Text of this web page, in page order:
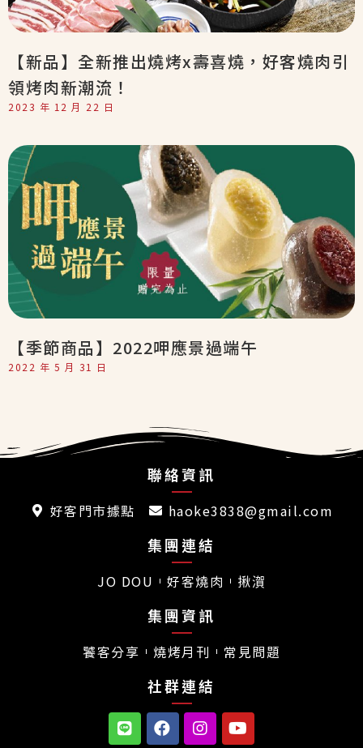
【新品】全新推出燒烤x壽喜燒，好客燒肉引
領烤肉新潮流！
2023 年 12 月 22 日
【季節商品】2022呷應景過端午
2022 年 5 月 31 日
聯絡資訊
好客門市據點 haoke3838@gmail.com
集團連結
JO DOU 好客燒肉 揪㵑
集團資訊
饕客分享 燒烤月刊 常見問題
社群連結